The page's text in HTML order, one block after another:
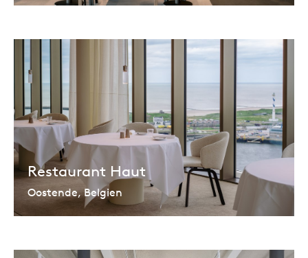
Restaurant Haut
Oostende, Belgien